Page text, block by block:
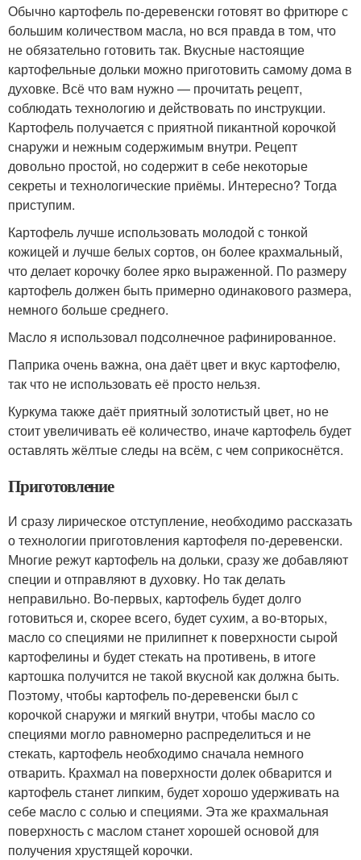
Обычно картофель по-деревенски готовят во фритюре с
большим количеством масла, но вся правда в том, что
не обязательно готовить так. Вкусные настоящие
картофельные дольки можно приготовить самому дома в
духовке. Всё что вам нужно — прочитать рецепт,
соблюдать технологию и действовать по инструкции.
Картофель получается с приятной пикантной корочкой
снаружи и нежным содержимым внутри. Рецепт
довольно простой, но содержит в себе некоторые
секреты и технологические приёмы. Интересно? Тогда
приступим.
Картофель лучше использовать молодой с тонкой
кожицей и лучше белых сортов, он более крахмальный,
что делает корочку более ярко выраженной. По размеру
картофель должен быть примерно одинакового размера,
немного больше среднего.
Масло я использовал подсолнечное рафинированное.
Паприка очень важна, она даёт цвет и вкус картофелю,
так что не использовать её просто нельзя.
Куркума также даёт приятный золотистый цвет, но не
стоит увеличивать её количество, иначе картофель будет
оставлять жёлтые следы на всём, с чем соприкоснётся.
Приготовление
И сразу лирическое отступление, необходимо рассказать
о технологии приготовления картофеля по-деревенски.
Многие режут картофель на дольки, сразу же добавляют
специи и отправляют в духовку. Но так делать
неправильно. Во-первых, картофель будет долго
готовиться и, скорее всего, будет сухим, а во-вторых,
масло со специями не прилипнет к поверхности сырой
картофелины и будет стекать на противень, в итоге
картошка получится не такой вкусной как должна быть.
Поэтому, чтобы картофель по-деревенски был с
корочкой снаружи и мягкий внутри, чтобы масло со
специями могло равномерно распределиться и не
стекать, картофель необходимо сначала немного
отварить. Крахмал на поверхности долек обварится и
картофель станет липким, будет хорошо удерживать на
себе масло с солью и специями. Эта же крахмальная
поверхность с маслом станет хорошей основой для
получения хрустящей корочки.